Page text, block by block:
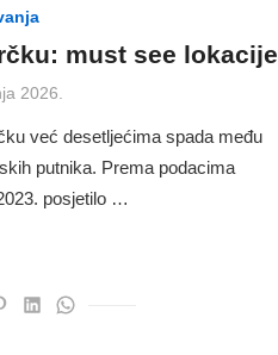
must see lokacije
2026.
već desetljećima spada među
putnika. Prema podacima
posjetilo …